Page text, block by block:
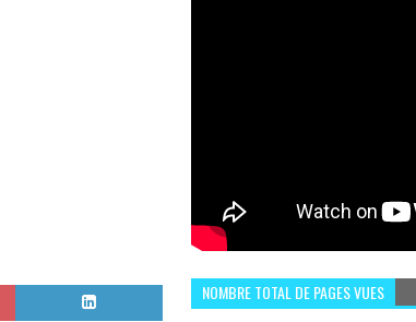
NOMBRE TOTAL DE PAGES VUES